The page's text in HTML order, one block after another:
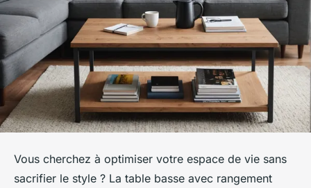
Vous cherchez à optimiser votre espace de vie sans
sacrifier le style ? La table basse avec rangement